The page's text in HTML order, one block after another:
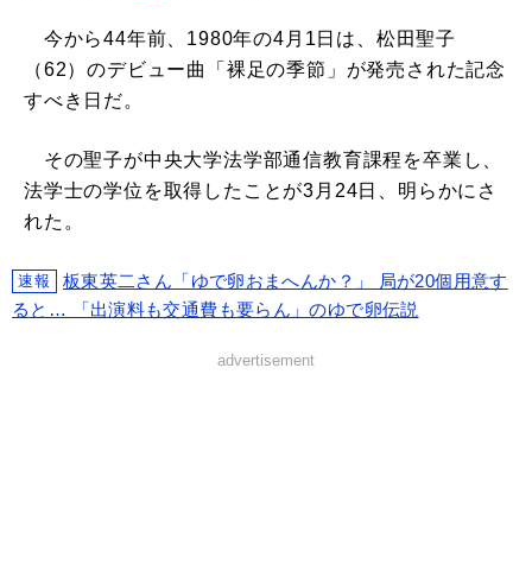
今から44年前、1980年の4月1日は、松田聖子
（62）のデビュー曲「裸足の季節」が発売された記念
すべき日だ。
その聖子が中央大学法学部通信教育課程を卒業し、
法学士の学位を取得したことが3月24日、明らかにさ
れた。
速報
板東英二さん「ゆで卵おまへんか？」 局が20個用意す
ると… 「出演料も交通費も要らん」のゆで卵伝説
advertisement